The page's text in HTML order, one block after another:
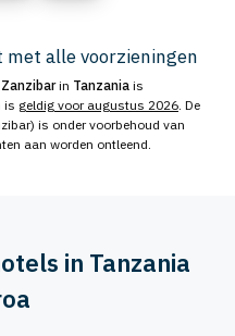
met alle voorzieningen
in Tanzania is
is geldig voor augustus 2026 . De
is onder voorbehoud van
aan worden ontleend.
in Tanzania